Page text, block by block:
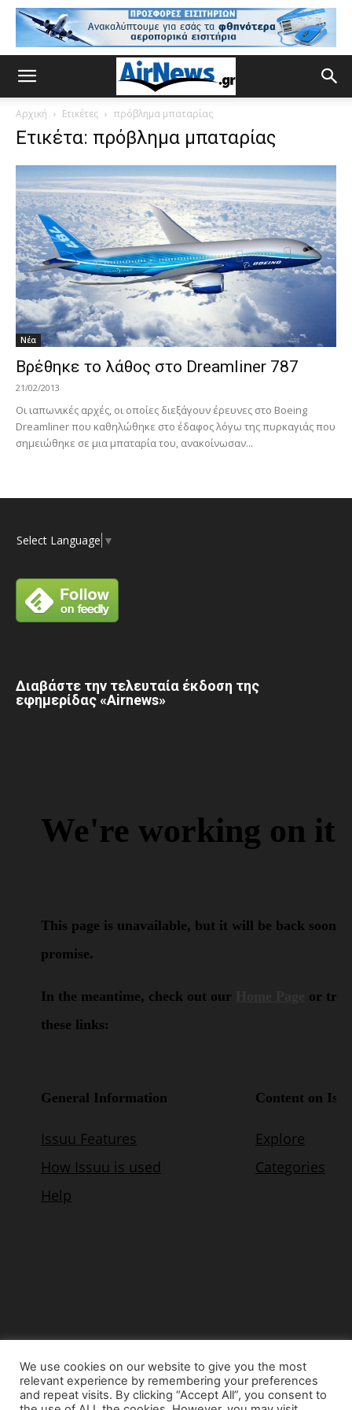
Αρχική Ετικέτες πρόβλημα μπαταρίας
Ετικέτα: πρόβλημα μπαταρίας
Νέα
Βρέθηκε το λάθος στο Dreamliner 787
21/02/2013
Οι ιαπωνικές αρχές, οι οποίες διεξάγουν έρευνες στο Boeing
Dreamliner που καθηλώθηκε στο έδαφος λόγω της πυρκαγιάς που
σημειώθηκε σε μια μπαταρία του, ανακοίνωσαν...
Select Language ▼
Διαβάστε την τελευταία έκδοση της
εφημερίδας «Airnews»
© Copyright 2015 - www.airnews.gr
We use cookies on our website to give you the most
relevant experience by remembering your preferences
and repeat visits. By clicking “Accept All”, you consent to